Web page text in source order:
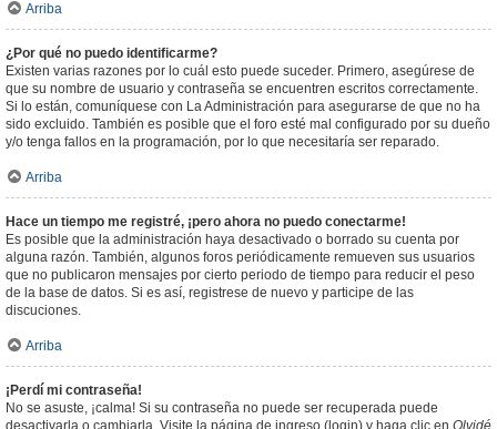
Arriba
¿Por qué no puedo identificarme?
Existen varias razones por lo cuál esto puede suceder. Primero, asegúrese de
que su nombre de usuario y contraseña se encuentren escritos correctamente.
Si lo están, comuníquese con La Administración para asegurarse de que no ha
sido excluido. También es posible que el foro esté mal configurado por su dueño
y/o tenga fallos en la programación, por lo que necesitaría ser reparado.
Arriba
Hace un tiempo me registré, ¡pero ahora no puedo conectarme!
Es posible que la administración haya desactivado o borrado su cuenta por
alguna razón. También, algunos foros periódicamente remueven sus usuarios
que no publicaron mensajes por cierto periodo de tiempo para reducir el peso
de la base de datos. Si es así, registrese de nuevo y participe de las
discuciones.
Arriba
¡Perdí mi contraseña!
No se asuste, ¡calma! Si su contraseña no puede ser recuperada puede
desactivarla o cambiarla. Visite la página de ingreso (login) y haga clic en Olvidé